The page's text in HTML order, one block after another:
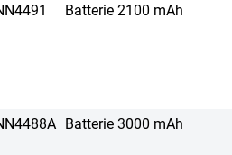
Batterie 2100 mAh
Batterie 3000 mAh